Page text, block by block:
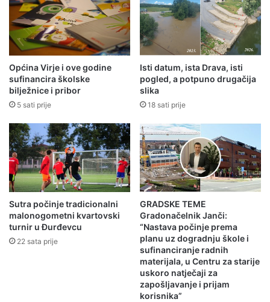
Općina Virje i ove godine
sufinancira školske
bilježnice i pribor
5 sati prije
Isti datum, ista Drava, isti
pogled, a potpuno drugačija
slika
18 sati prije
Sutra počinje tradicionalni
malonogometni kvartovski
turnir u Đurđevcu
22 sata prije
GRADSKE TEME
Gradonačelnik Janči:
“Nastava počinje prema
planu uz dogradnju škole i
sufinanciranje radnih
materijala, u Centru za starije
uskoro natječaji za
zapošljavanje i prijam
korisnika”